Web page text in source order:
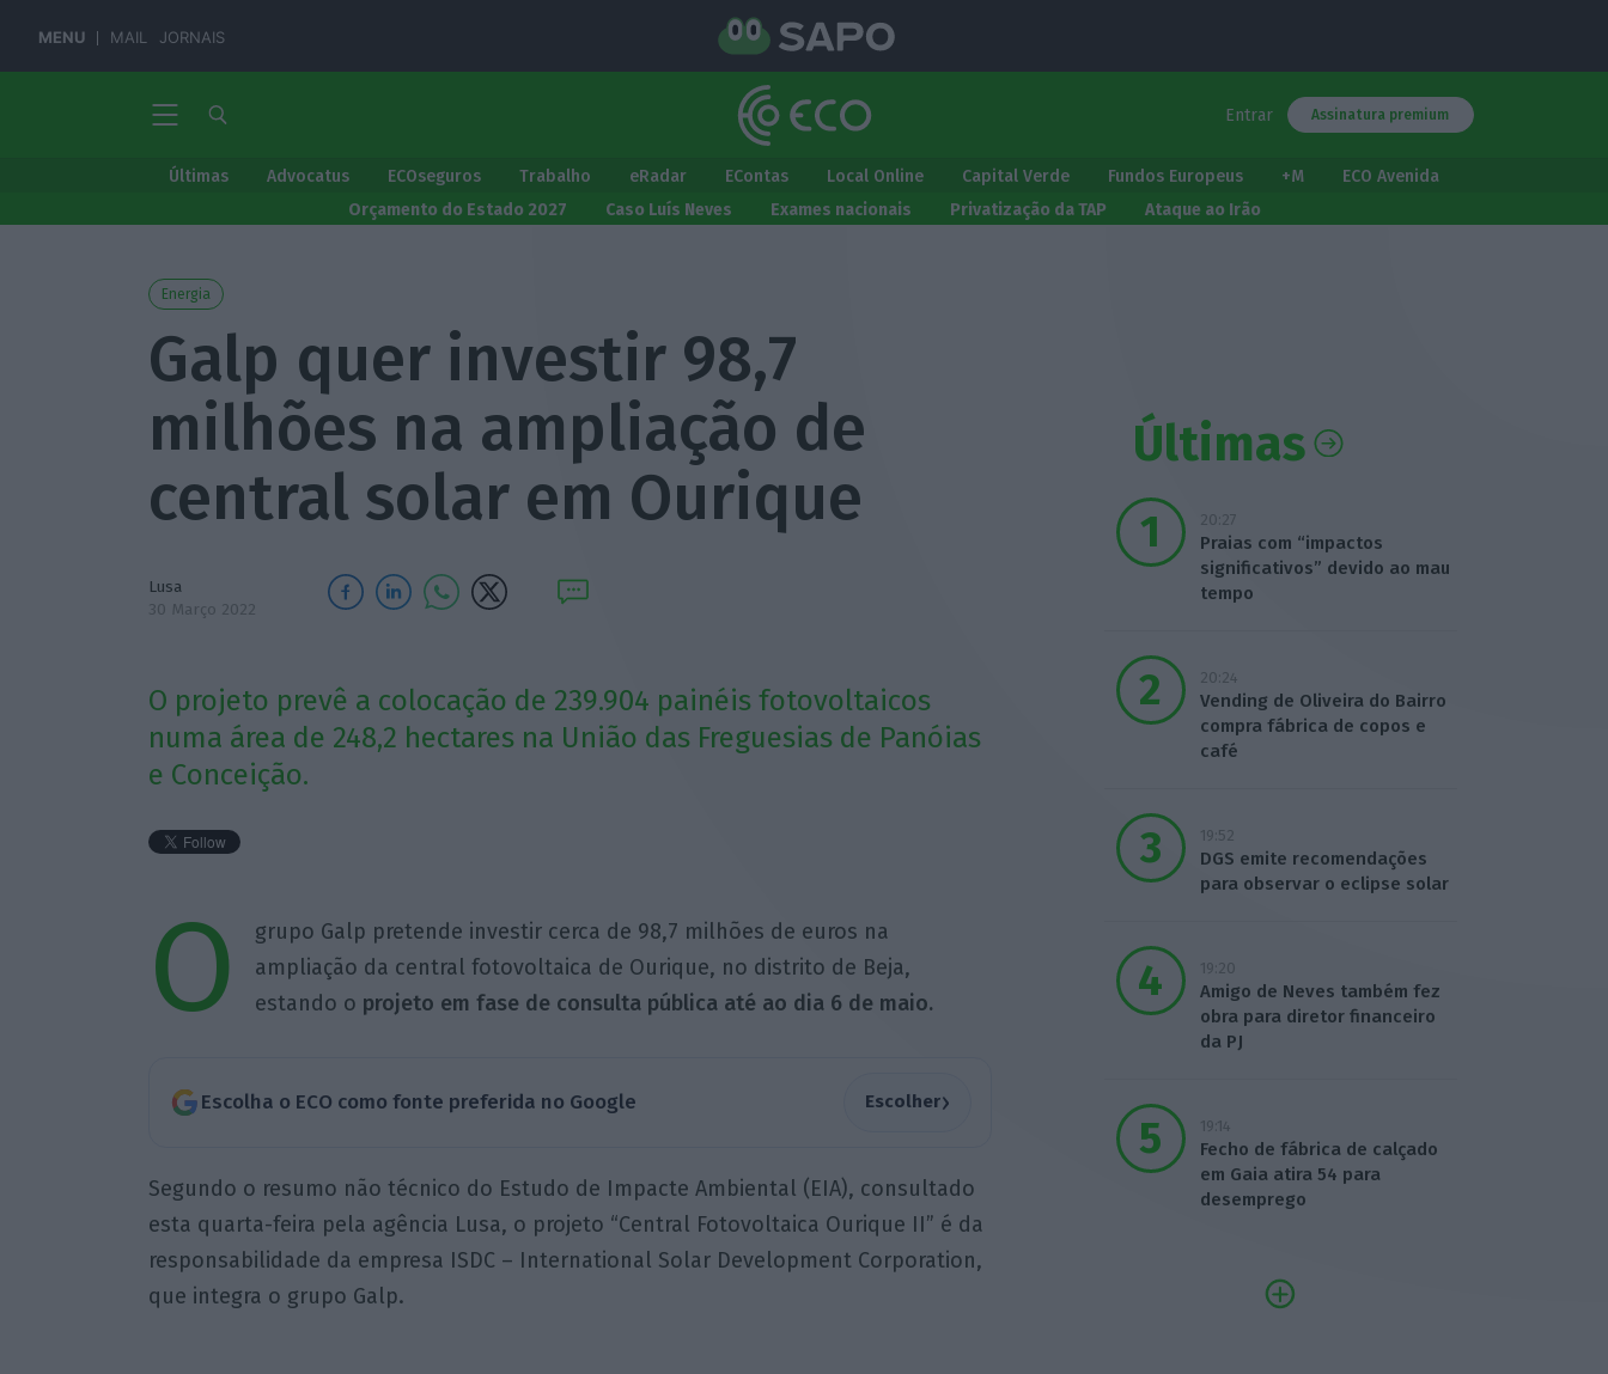
MENU MAIL JORNAIS
Entrar Assinatura premium
Últimas Advocatus ECOseguros Trabalho eRadar EContas Local Online Capital Verde Fundos Europeus +M
ECO Avenida
Orçamento do Estado 2027
Caso Luís Neves Exames nacionais Privatização da TAP Ataque ao Irão
Energia
Galp quer investir 98,7
milhões na ampliação de
central solar em Ourique
Lusa
30 Março 2022
O projeto prevê a colocação de 239.904 painéis fotovoltaicos
numa área de 248,2 hectares na União das Freguesias de Panóias
e Conceição.
O
grupo Galp pretende investir cerca de 98,7 milhões de euros na
ampliação da central fotovoltaica de Ourique, no distrito de Beja,
estando o projeto em fase de consulta pública até ao dia 6 de maio.
Escolha o ECO como fonte preferida no Google Escolher›
Segundo o resumo não técnico do Estudo de Impacte Ambiental (EIA), consultado
esta quarta-feira pela agência Lusa, o projeto “Central Fotovoltaica Ourique II” é da
responsabilidade da empresa ISDC – International Solar Development Corporation,
que integra o grupo Galp.
Últimas
20:27
Praias com “impactos
significativos” devido ao mau
tempo
20:24
Vending de Oliveira do Bairro
compra fábrica de copos e
café
19:52
DGS emite recomendações
para observar o eclipse solar
19:20
Amigo de Neves também fez
obra para diretor financeiro
da PJ
19:14
Fecho de fábrica de calçado
em Gaia atira 54 para
desemprego